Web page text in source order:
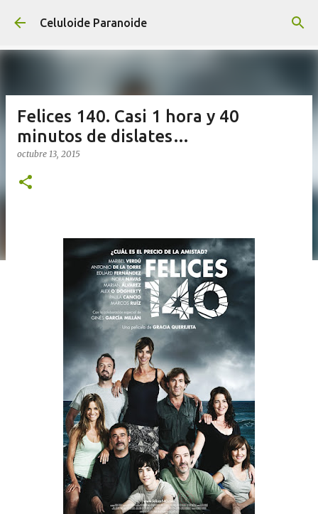
Ir al contenido principal
Celuloide Paranoide
Felices 140. Casi 1 hora y 40
minutos de dislates…
octubre 13, 2015